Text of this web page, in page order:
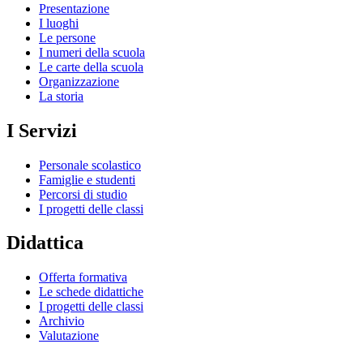
Presentazione
I luoghi
Le persone
I numeri della scuola
Le carte della scuola
Organizzazione
La storia
I Servizi
Personale scolastico
Famiglie e studenti
Percorsi di studio
I progetti delle classi
Didattica
Offerta formativa
Le schede didattiche
I progetti delle classi
Archivio
Valutazione